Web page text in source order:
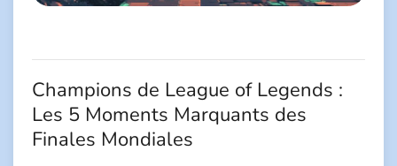
Champions de League of Legends :
Les 5 Moments Marquants des
Finales Mondiales